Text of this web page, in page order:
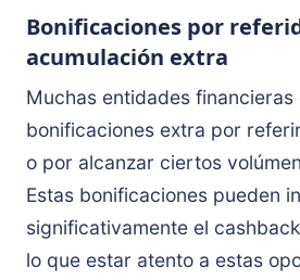
Bonificaciones por
acumulación extra
Muchas entidades financieras
bonificaciones extra por
o por alcanzar ciertos
Estas bonificaciones pueden
significativamente el
lo que estar atento a estas